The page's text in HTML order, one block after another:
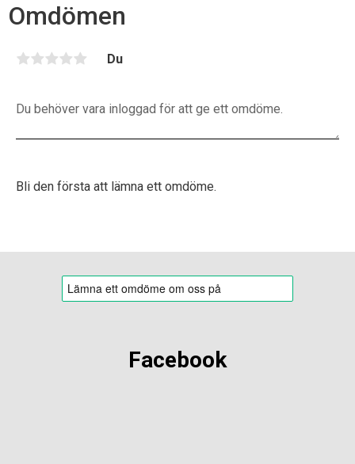
Omdömen
Du
Bli den första att lämna ett omdöme.
Facebook